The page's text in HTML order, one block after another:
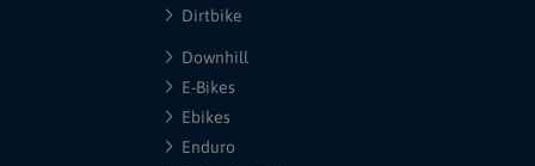
Dirtbike
Downhill
E-Bikes
Ebikes
Enduro